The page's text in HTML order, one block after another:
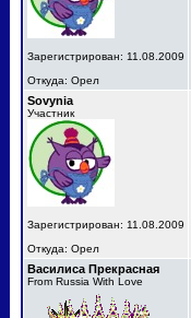
Зарегистрирован: 11.08.2009
Откуда: Орел
Sovynia
Участник
Зарегистрирован: 11.08.2009
Откуда: Орел
Василиса Прекрасная
From Russia With Love